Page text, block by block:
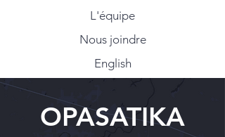
L'équipe
Nous joindre
English
OPASATIKA